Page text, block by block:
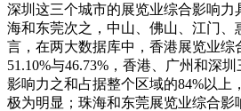
深圳这三个城市的展览业综合影响力
海和东莞次之，中山、佛山、江门、
言，在两大数据库中，香港展览业综
51.10%与46.73%，香港、广州和深
影响力之和占据整个区域的84%以上
极为明显；珠海和东莞展览业综合影